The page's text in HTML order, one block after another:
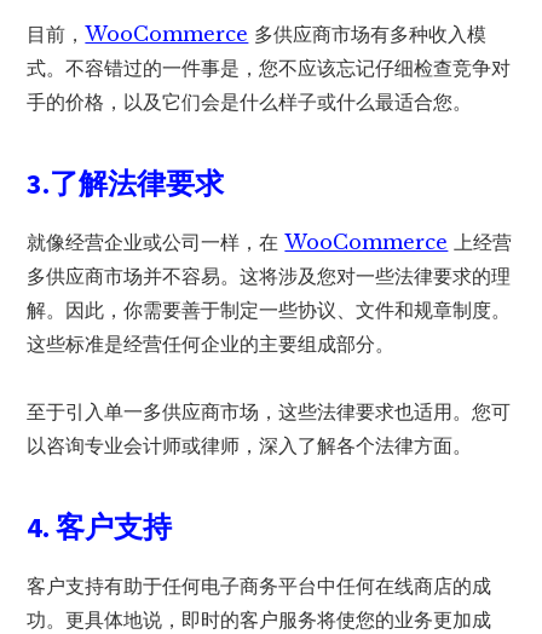
目前，WooCommerce 多供应商市场有多种收入模
式。不容错过的一件事是，您不应该忘记仔细检查竞争对
手的价格，以及它们会是什么样子或什么最适合您。
3.了解法律要求
就像经营企业或公司一样，在WooCommerce 上经营
多供应商市场并不容易。这将涉及您对一些法律要求的理
解。因此，你需要善于制定一些协议、文件和规章制度。
这些标准是经营任何企业的主要组成部分。
至于引入单一多供应商市场，这些法律要求也适用。您可
以咨询专业会计师或律师，深入了解各个法律方面。
4. 客户支持
客户支持有助于任何电子商务平台中任何在线商店的成
功。更具体地说，即时的客户服务将使您的业务更加成